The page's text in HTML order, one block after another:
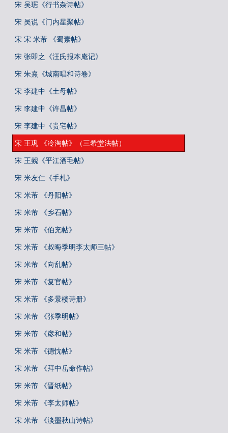
宋 吴琚《行书杂诗帖》
宋 吴说《门内星聚帖》
宋 宋 米芾 《蜀素帖》
宋 张即之《汪氏报本庵记》
宋 朱熹《城南唱和诗卷》
宋 李建中《土母帖》
宋 李建中《许昌帖》
宋 李建中《贵宅帖》
宋 王巩 《冷淘帖》（三希堂法帖）
宋 王觌《平江酒毛帖》
宋 米友仁《手札》
宋 米芾 《丹阳帖》
宋 米芾 《乡石帖》
宋 米芾 《伯充帖》
宋 米芾 《叔晦季明李太师三帖》
宋 米芾 《向乱帖》
宋 米芾 《复官帖》
宋 米芾 《多景楼诗册》
宋 米芾 《张季明帖》
宋 米芾 《彦和帖》
宋 米芾 《德忱帖》
宋 米芾 《拜中岳命作帖》
宋 米芾 《晋纸帖》
宋 米芾 《李太师帖》
宋 米芾 《淡墨秋山诗帖》